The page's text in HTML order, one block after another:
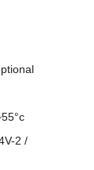
2 /